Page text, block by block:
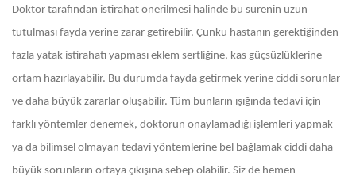
Doktor tarafından istirahat önerilmesi halinde bu sürenin uzun
tutulması fayda yerine zarar getirebilir. Çünkü hastanın gerektiğinden
fazla yatak istirahatı yapması eklem sertliğine, kas güçsüzlüklerine
ortam hazırlayabilir. Bu durumda fayda getirmek yerine ciddi sorunlar
ve daha büyük zararlar oluşabilir. Tüm bunların ışığında tedavi için
farklı yöntemler denemek, doktorun onaylamadığı işlemleri yapmak
ya da bilimsel olmayan tedavi yöntemlerine bel bağlamak ciddi daha
büyük sorunların ortaya çıkışına sebep olabilir. Siz de hemen